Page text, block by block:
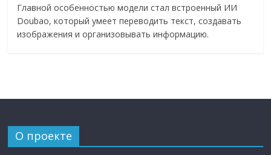
Главной особенностью модели стал встроенный ИИ
Doubao, который умеет переводить текст, создавать
изображения и организовывать информацию.
О проекте